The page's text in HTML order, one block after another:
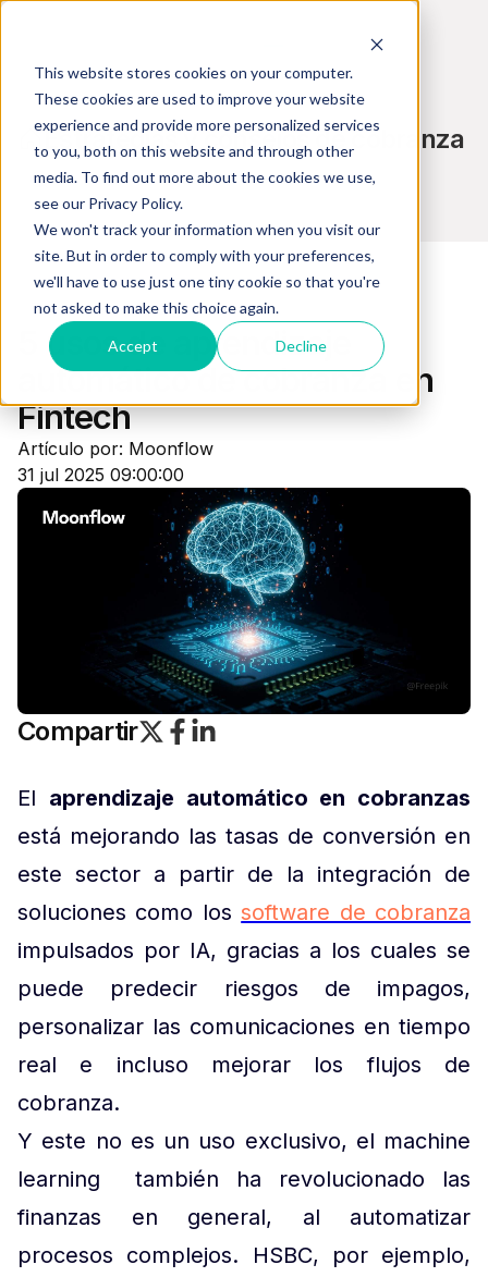
This website stores cookies on your computer.
These cookies are used to improve your website
experience and provide more personalized services
to you, both on this website and through other
media. To find out more about the cookies we use,
see our Privacy Policy.
We won't track your information when you visit our
site. But in order to comply with your preferences,
we'll have to use just one tiny cookie so that you're
not asked to make this choice again.
Accept Decline
Estrategias y consejos de cobranza
Transformación Digital
5 usos de aprendizaje
automático de cobranza en
Fintech
Artículo por: Moonflow
31 jul 2025 09:00:00
Compartir
El aprendizaje automático en cobranzas
está mejorando las tasas de conversión en
este sector a partir de la integración de
soluciones como lossoftware de cobranza
impulsados por IA, gracias a los cuales se
puede predecir riesgos de impagos,
personalizar las comunicaciones en tiempo
real e incluso mejorar los flujos de
cobranza.
Y este no es un uso exclusivo, el machine
learning también ha revolucionado las
finanzas en general, al automatizar
procesos complejos. HSBC, por ejemplo,